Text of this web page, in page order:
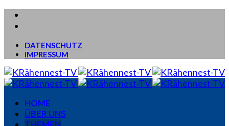
DATENSCHUTZ
IMPRESSUM
HOME
ÜBER UNS